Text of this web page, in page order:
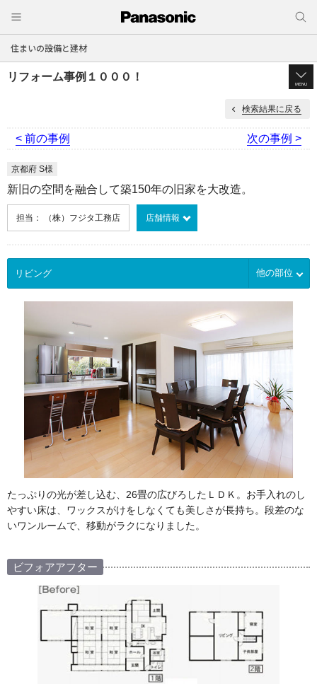
住まいの設備と建材
リフォーム事例１０００！
MENU
検索結果に戻る
< 前の事例 次の事例 >
京都府 S様
新旧の空間を融合して築150年の旧家を大改造。
担当： （株）フジタ工務店 店舗情報
他の部位
たっぷりの光が差し込む、26畳の広びろしたＬＤＫ。お手入れのし
やすい床は、ワックスがけをしなくても美しさが長持ち。段差のな
いワンルームで、移動がラクになりました。
ビフォアアフター